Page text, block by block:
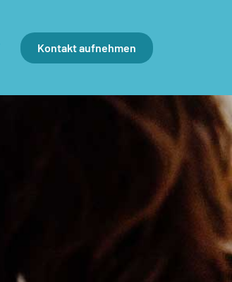
Kontakt aufnehmen